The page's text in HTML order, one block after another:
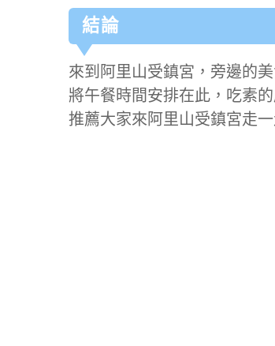
結論
來到阿里山受鎮宮，旁邊的
將午餐時間安排在此，吃素
推薦大家來阿里山受鎮宮走